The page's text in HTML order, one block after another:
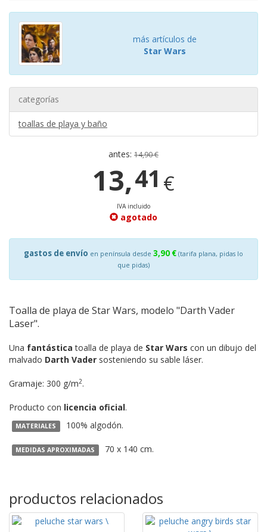
más artículos de
Star Wars
categorías
toallas de playa y baño
antes: 14,90 €
13,41 €
IVA incluido
agotado
gastos de envío en península desde 3,90 € (tarifa plana, pidas lo
que pidas)
Toalla de playa de Star Wars, modelo "Darth Vader
Laser".
Una fantástica toalla de playa de Star Wars con un dibujo del
malvado Darth Vader sosteniendo su sable láser.
Gramaje: 300 g/m2.
Producto con licencia oficial.
MATERIALES 100% algodón.
MEDIDAS APROXIMADAS 70 x 140 cm.
productos relacionados